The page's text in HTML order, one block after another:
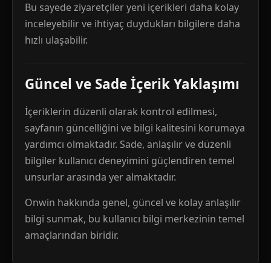
Bu sayede ziyaretçiler yeni içerikleri daha kolay
inceleyebilir ve ihtiyaç duydukları bilgilere daha
hızlı ulaşabilir.
Güncel ve Sade İçerik Yaklaşımı
İçeriklerin düzenli olarak kontrol edilmesi,
sayfanın güncelliğini ve bilgi kalitesini korumaya
yardımcı olmaktadır. Sade, anlaşılır ve düzenli
bilgiler kullanıcı deneyimini güçlendiren temel
unsurlar arasında yer almaktadır.
Onwin hakkında genel, güncel ve kolay anlaşılır
bilgi sunmak, bu kullanıcı bilgi merkezinin temel
amaçlarından biridir.